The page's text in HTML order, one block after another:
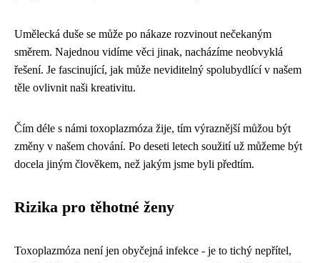
Umělecká duše se může po nákaze rozvinout nečekaným
směrem. Najednou vidíme věci jinak, nacházíme neobvyklá
řešení. Je fascinující, jak může neviditelný spolubydlící v našem
těle ovlivnit naši kreativitu.
Čím déle s námi toxoplazmóza žije, tím výraznější můžou být
změny v našem chování. Po deseti letech soužití už můžeme být
docela jiným člověkem, než jakým jsme byli předtím.
Rizika pro těhotné ženy
Toxoplazmóza není jen obyčejná infekce - je to tichý nepřítel,